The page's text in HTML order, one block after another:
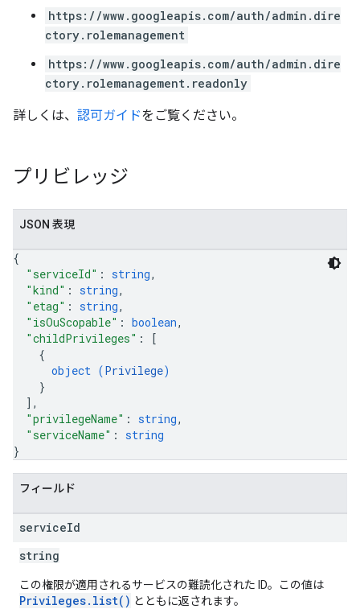
https://www.googleapis.com/auth/admin.dire
ctory.rolemanagement
https://www.googleapis.com/auth/admin.dire
ctory.rolemanagement.readonly
詳しくは、 認可ガイドをご覧ください。
プリビレッジ
JSON 表現
{
"serviceId" : string,
"kind" : string,
"etag" : string,
"isOuScopable" : boolean,
"childPrivileges" :
[
{
object (Privilege)
}
] ,
"privilegeName" : string,
"serviceName" : string
}
フィールド
serviceId
string
この権限が適用されるサービスの難読化された ID。この値は
Privileges.list() とともに返されます。